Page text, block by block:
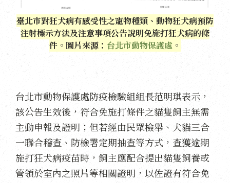
臺北市對狂犬病有感受性之寵物種類、動物狂犬病預防
注射標示方法及注意事項公告說明免施打狂犬病的條
件。圖片來源： 台北市動物保護處 。
台北市動物保護處防疫檢驗組組長范明琪表示，
該公告生效後，符合免施打條件之貓隻飼主無需
主動申報及證明；但若經由民眾檢舉、犬貓三合
一聯合稽查、防檢署定期抽查等方式，查獲逾期
施打狂犬病疫苗時，飼主應配合提出貓隻飼養或
管領於室內之照片等相關證明，以佐證有符合免